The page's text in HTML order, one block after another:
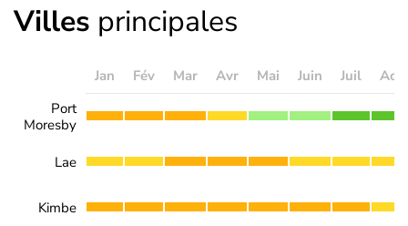
Villes principales
Jan Fév Mar Avr Mai Juin Juil
Port
Moresby
Lae
Kimbe